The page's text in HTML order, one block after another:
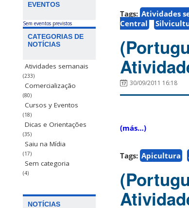
EVENTOS
Sem eventos previstos
CATEGORIAS DE
NOTÍCIAS
Atividades semanais
(233)
Comercialização
(80)
Cursos y Eventos
(18)
Dicas e Orientações
(35)
Saiu na Mídia
(17)
Sem categoria
(4)
NOTÍCIAS
Tags: Atividades
Central
30/09/2011 16:18
(más…)
Tags: Apicultura